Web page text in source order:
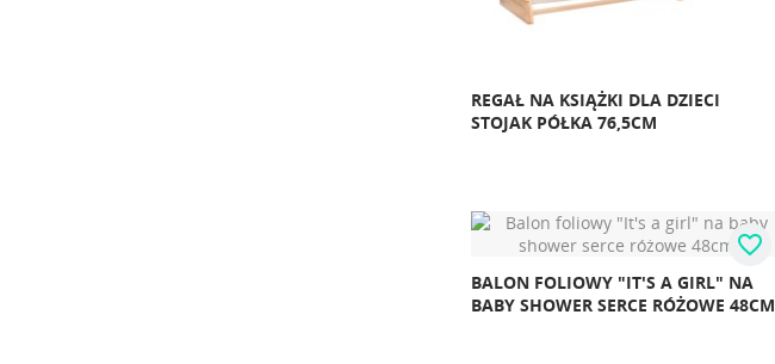
REGAŁ NA KSIĄŻKI DLA DZIECI
STOJAK PÓŁKA 76,5CM
BALON FOLIOWY "IT'S A GIRL" NA
BABY SHOWER SERCE RÓŻOWE 48CM
favorite_border